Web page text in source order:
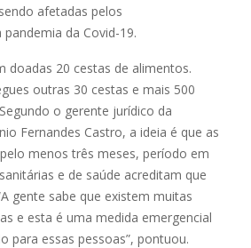
afetadas pelos
da Covid-19.
doadas 20 cestas de alimentos.
outras 30 cestas e mais 500
o gerente jurídico da
Fernandes Castro, a ideia é que as
menos três meses, período em
e de saúde acreditam que
gente sabe que existem muitas
e esta é uma medida emergencial
para essas pessoas”, pontuou.